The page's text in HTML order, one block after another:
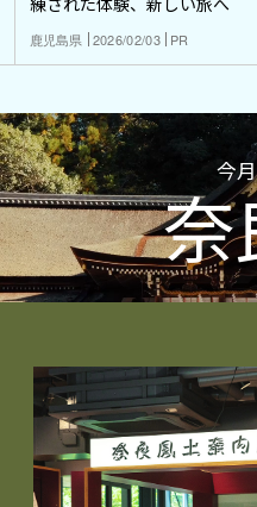
鹿児島県 2026/02/03 PR
今
奈